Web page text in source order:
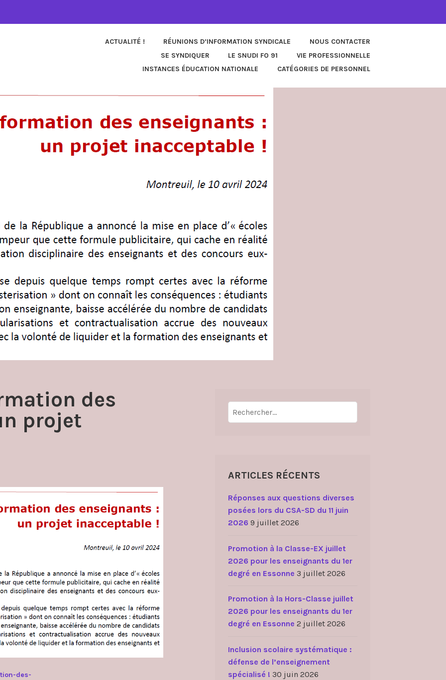
ACTUALITÉ ! RÉUNIONS D’INFORMATION SYNDICALE
NOUS CONTACTER
SE SYNDIQUER
LE SNUDI FO 91
VIE PROFESSIONNELLE
INSTANCES ÉDUCATION NATIONALE
CATÉGORIES DE PERSONNEL
des
projet
des-
Rechercher :
ARTICLES RÉCENTS
Réponses aux questions diverses
posées lors du CSA-SD du 11 juin
2026 9 juillet 2026
Promotion à la Classe-EX juillet
2026 pour les enseignants du 1er
degré en Essonne 3 juillet 2026
Promotion à la Hors-Classe juillet
2026 pour les enseignants du 1er
degré en Essonne 2 juillet 2026
Inclusion scolaire systématique :
défense de l’enseignement
spécialisé ! 30 juin 2026